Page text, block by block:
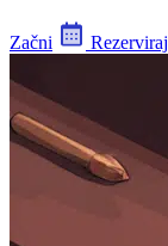
Začni